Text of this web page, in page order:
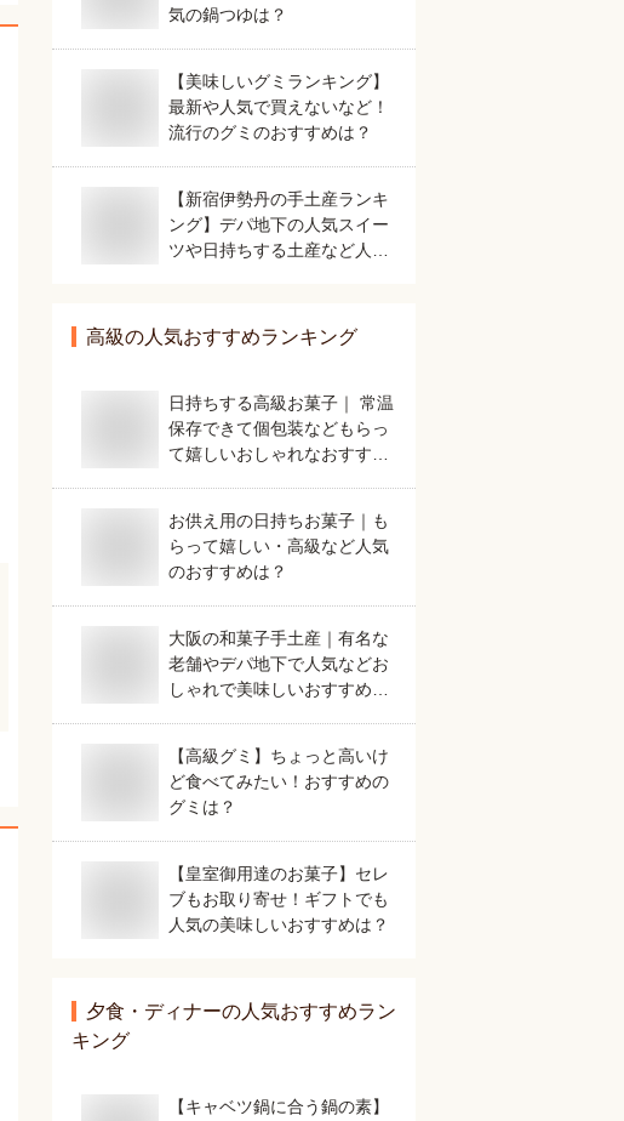
気の鍋つゆは？
【美味しいグミランキング】
最新や人気で買えないなど！
流行のグミのおすすめは？
【新宿伊勢丹の手土産ランキ
ング】デパ地下の人気スイー
ツや日持ちする土産など人気
高級の人気おすすめランキング
日持ちする高級お菓子｜ 常温
保存できて個包装などもらっ
て嬉しいおしゃれなおすすめ
お供え用の日持ちお菓子｜も
らって嬉しい・高級など人気
のおすすめは？
大阪の和菓子手土産｜有名な
老舗やデパ地下で人気などお
しゃれで美味しいおすすめ
【高級グミ】ちょっと高いけ
ど食べてみたい！おすすめの
グミは？
【皇室御用達のお菓子】セレ
ブもお取り寄せ！ギフトでも
人気の美味しいおすすめは？
夕食・ディナーの人気おすすめラン
キング
【キャベツ鍋に合う鍋の素】